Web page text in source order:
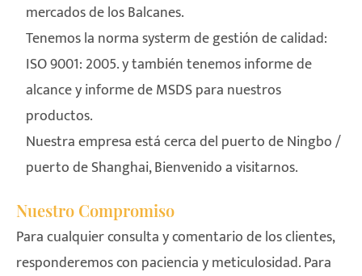
mercados de los Balcanes.
Tenemos la norma systerm de gestión de calidad:
ISO 9001: 2005. y también tenemos informe de
alcance y informe de MSDS para nuestros
productos.
Nuestra empresa está cerca del puerto de Ningbo /
puerto de Shanghai, Bienvenido a visitarnos.
Nuestro Compromiso
Para cualquier consulta y comentario de los clientes,
responderemos con paciencia y meticulosidad. Para